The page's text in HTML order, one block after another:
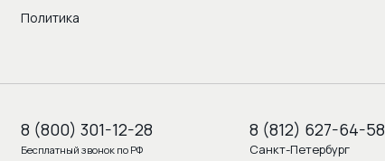
Политика
8 (800) 301-12-28
Бесплатный звонок по РФ
8 (812) 627-64-58
Санкт-Петербург